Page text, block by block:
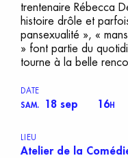
trentenaire Rébecca
histoire drôle et
pansexualité », «
» font partie du
tourne à la belle
DATE
SAM.
18 sep 16H
LIEU
Atelier de la